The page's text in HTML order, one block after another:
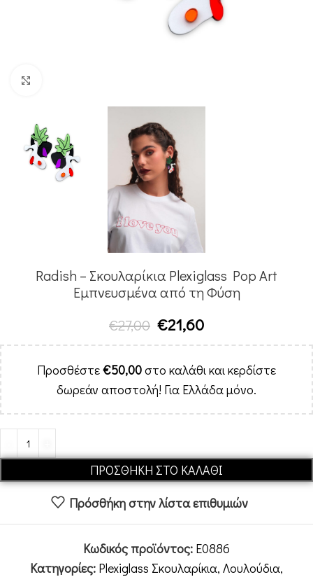
Radish – Σκουλαρίκια Plexiglass Pop Art
Εμπνευσμένα από τη Φύση
€27,00 €21,60
Προσθέστε€50,00στο καλάθι και κερδίστε
δωρεάν αποστολή! Για Ελλάδα μόνο.
ΠΡΟΣΘΉΚΗ ΣΤΟ ΚΑΛΆΘΙ
Πρόσθήκη στην λίστα επιθυμιών
Κωδικός προϊόντος: E0886
Κατηγορίες: Plexiglass Σκουλαρίκια, Λουλούδια,